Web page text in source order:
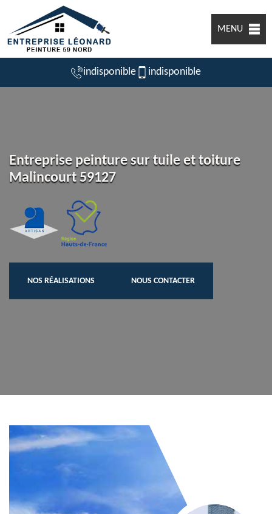
MENU
indisponible indisponible
Entreprise peinture sur tuile et toiture
Malincourt 59127
NOS RÉALISATIONS NOUS CONTACTER